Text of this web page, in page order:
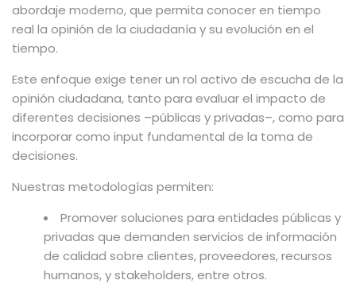
abordaje moderno, que permita conocer en tiempo
real la opinión de la ciudadanía y su evolución en el
tiempo.
Este enfoque exige tener un rol activo de escucha de la
opinión ciudadana, tanto para evaluar el impacto de
diferentes decisiones –públicas y privadas–, como para
incorporar como input fundamental de la toma de
decisiones.
Nuestras metodologías permiten:
Promover soluciones para entidades públicas y
privadas que demanden servicios de información
de calidad sobre clientes, proveedores, recursos
humanos, y stakeholders, entre otros.